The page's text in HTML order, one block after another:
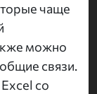
чаще
можно
связи.
со